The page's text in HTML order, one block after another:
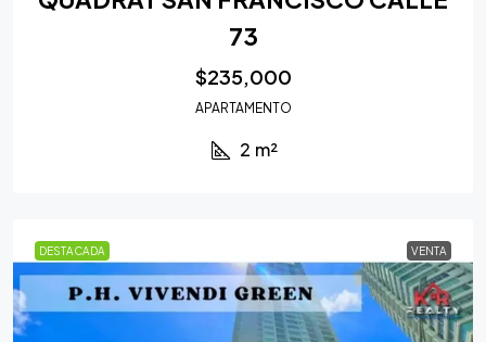
73
$235,000
APARTAMENTO
2 m²
DESTACADA VENTA